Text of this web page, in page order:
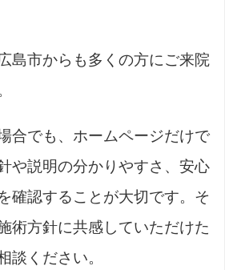
島市からも多くの方にご来院
合でも、ホームページだけで
や説明の分かりやすさ、安心
確認することが大切です。そ
術方針に共感していただけた
談ください。